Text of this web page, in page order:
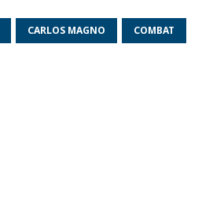
CARLOS MAGNO COMBAT